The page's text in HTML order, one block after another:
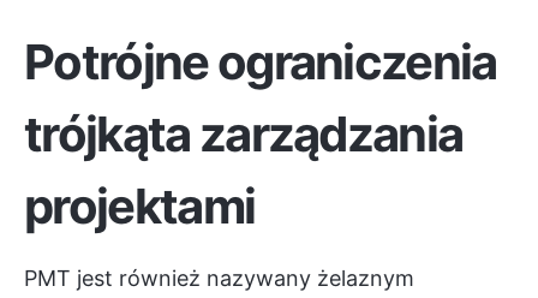
Potrójne ograniczenia
trójkąta zarządzania
projektami
PMT jest również nazywany żelaznym